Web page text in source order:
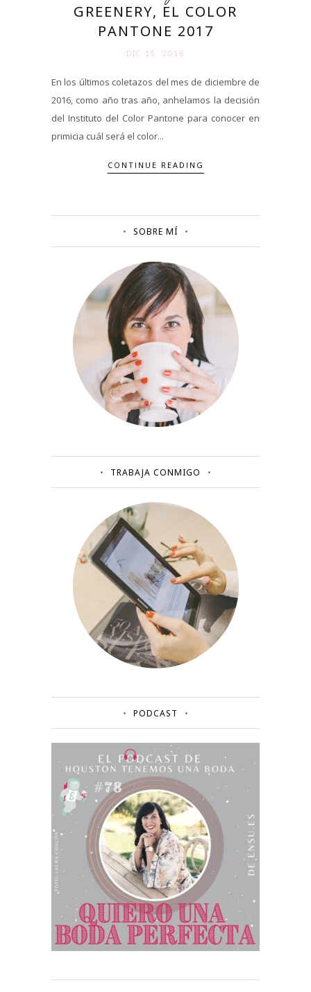
GREENERY, EL COLOR
PANTONE 2017
DIC 15. 2016
En los últimos coletazos del mes de diciembre de
2016, como año tras año, anhelamos la decisión
del Instituto del Color Pantone para conocer en
primicia cuál será el color...
CONTINUE READING
SOBRE MÍ
TRABAJA CONMIGO
PODCAST